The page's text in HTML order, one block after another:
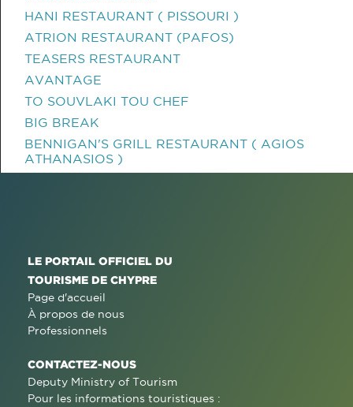
HANI RESTAURANT ( PISSOURI )
ATRION RESTAURANT (PAFOS)
TEASERS RESTAURANT
AVANTAGE
TO SOUVLAKI TOU CHEF
BIG BREAK
BENNIGAN'S GRILL RESTAURANT ( AGIOS
ATHANASIOS )
LE PORTAIL OFFICIEL DU
TOURISME DE CHYPRE
Page d'accueil
À propos de nous
Professionnels
CONTACTEZ-NOUS
Deputy Ministry of Tourism
Pour les informations touristiques :